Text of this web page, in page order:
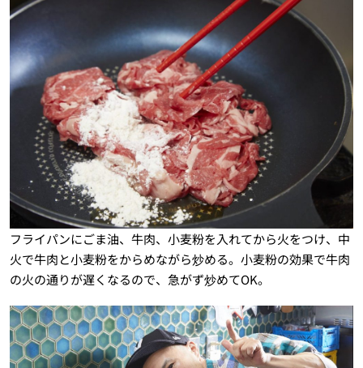
フライパンにごま油、牛肉、小麦粉を入れてから火をつけ、中
火で牛肉と小麦粉をからめながら炒める。小麦粉の効果で牛肉
の火の通りが遅くなるので、急がず炒めてOK。